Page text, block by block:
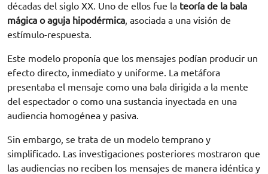
décadas del siglo XX. Uno de ellos fue la teoría de la bala
mágica o aguja hipodérmica, asociada a una visión de
estímulo-respuesta.
Este modelo proponía que los mensajes podían producir un
efecto directo, inmediato y uniforme. La metáfora
presentaba el mensaje como una bala dirigida a la mente
del espectador o como una sustancia inyectada en una
audiencia homogénea y pasiva.
Sin embargo, se trata de un modelo temprano y
simplificado. Las investigaciones posteriores mostraron que
las audiencias no reciben los mensajes de manera idéntica y